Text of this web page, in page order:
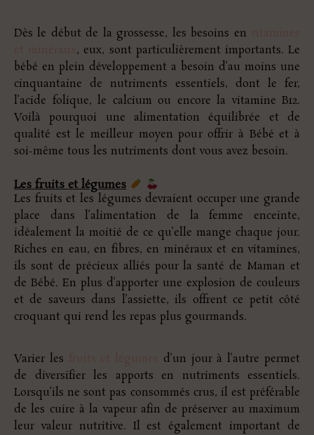
Dès le début de la grossesse, les besoins en
, eux, sont particulièrement importants. Le
bébé en plein développement a besoin d’au moins une
cinquantaine de nutriments essentiels, dont le fer,
l’acide folique, le calcium ou encore la vitamine B12.
Voilà pourquoi une alimentation équilibrée et de
qualité est le meilleur moyen pour offrir à Bébé et à
soi-même tous les nutriments dont vous avez besoin.
Les fruits et légumes
Les fruits et les légumes devraient occuper une grande
place dans l’alimentation de la femme enceinte,
idéalement la moitié de ce qu’elle mange chaque jour.
Riches en eau, en fibres, en minéraux et en vitamines,
ils sont de précieux alliés pour la santé de Maman et
de Bébé. En plus d’apporter une explosion de couleurs
et de saveurs dans l’assiette, ils offrent ce petit côté
croquant qui rend les repas plus gourmands.
Varier les
d’un jour à l’autre permet
de diversifier les apports en nutriments essentiels.
Lorsqu’ils ne sont pas consommés crus, il est préférable
de les cuire à la vapeur afin de préserver au maximum
leur valeur nutritive. Il est également important de